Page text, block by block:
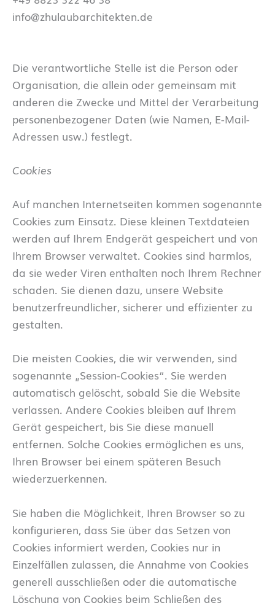
info@zhulaubarchitekten.de
Die verantwortliche Stelle ist die Person oder
Organisation, die allein oder gemeinsam mit
anderen die Zwecke und Mittel der Verarbeitung
personenbezogener Daten (wie Namen, E-Mail-
Adressen usw.) festlegt.
Cookies
Auf manchen Internetseiten kommen sogenannte
Cookies zum Einsatz. Diese kleinen Textdateien
werden auf Ihrem Endgerät gespeichert und von
Ihrem Browser verwaltet. Cookies sind harmlos,
da sie weder Viren enthalten noch Ihrem Rechner
schaden. Sie dienen dazu, unsere Website
benutzerfreundlicher, sicherer und effizienter zu
gestalten.
Die meisten Cookies, die wir verwenden, sind
sogenannte „Session-Cookies“. Sie werden
automatisch gelöscht, sobald Sie die Website
verlassen. Andere Cookies bleiben auf Ihrem
Gerät gespeichert, bis Sie diese manuell
entfernen. Solche Cookies ermöglichen es uns,
Ihren Browser bei einem späteren Besuch
wiederzuerkennen.
Sie haben die Möglichkeit, Ihren Browser so zu
konfigurieren, dass Sie über das Setzen von
Cookies informiert werden, Cookies nur in
Einzelfällen zulassen, die Annahme von Cookies
generell ausschließen oder die automatische
Löschung von Cookies beim Schließen des